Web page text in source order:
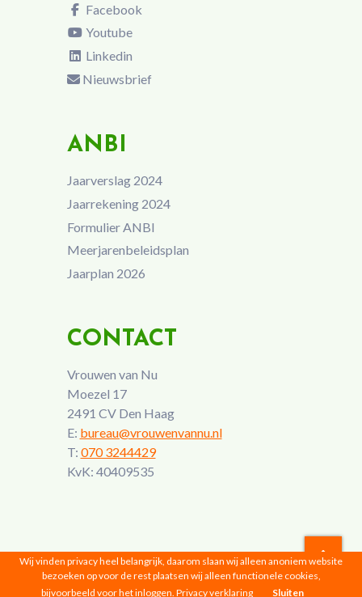
Facebook
Youtube
Linkedin
Nieuwsbrief
ANBI
Jaarverslag 2024
Jaarrekening 2024
Formulier ANBI
Meerjarenbeleidsplan
Jaarplan 2026
CONTACT
Vrouwen van Nu
Moezel 17
2491 CV Den Haag
E: bureau@vrouwenvannu.nl
T: 070 3244429
KvK: 40409535
Vrouwen van Nu © 2026 |Privacyverklaring
Wij vinden privacy heel belangrijk, daarom slaan wij alleen anoniem website
bezoeken op voor de rest plaatsen wij alleen functionele cookies,
bijvoorbeeld voor het inloggen. Privacy verklaring Sluiten